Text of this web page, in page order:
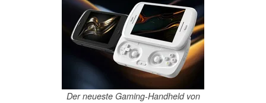
Der neueste Gaming-Handheld von